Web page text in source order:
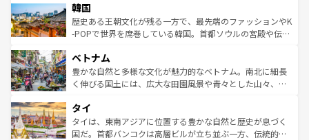
ワイを、存分に味わってほしい。 なお、新着のハワイ情報
はコンテンツ一覧を参照してほしい。
いる。アクティビティも充実しており、サーフィンやダイ
ビング、ハイキングなど、アウトドア好きにはたまらな
い。オーストラリアの多彩な魅力を存分に味わいつくそ
参照してほしい。
ン）、静ひつな山岳地帯である台湾東部など、都市の喧騒
と山間の静けさが共存しており、訪れる人に新しい発見と
驚きをもたらしてくれる。また、奥深い台湾の食文化も魅
容にもいいと評判のスイーツなど、バラエティ豊かな料理
が味わえる。 なお、新着の台湾情報は コンテンツ一覧を参
照してほしい。
韓国
歴史ある王朝文化が残る一方で、最先端のファッションやK
-POPで世界を席巻している韓国。首都ソウルの宮殿や伝統
き、地方に足を延ばせば四季折々の自然美を楽しむことが
できる。そして、キムチや焼肉、絶品のストリートフード
まで、さまざまな韓国料理が待っている。夜には、韓国な
リティに包まれながら、韓国の多彩な魅力を心ゆくまで味
わってみてほしい。 なお、新着の韓国情報はコンテンツ一
覧を参照してほしい。
ベトナム
豊かな自然と多様な文化が魅力的なベトナム。南北に細長
く伸びる国土には、広大な田園風景や青々とした山々、世
急速な発展と共に伝統が息づく。ハノイの古い町並みやホ
ーチミン市のフランス統治時代の建物も、独特の雰囲気を
醸し出している。また、バラエティの豊かさとおいしさで
タイ
タイは、東南アジアに位置する豊かな自然と歴史が息づく
国だ。首都バンコクは高層ビルが立ち並ぶ一方、伝統的な